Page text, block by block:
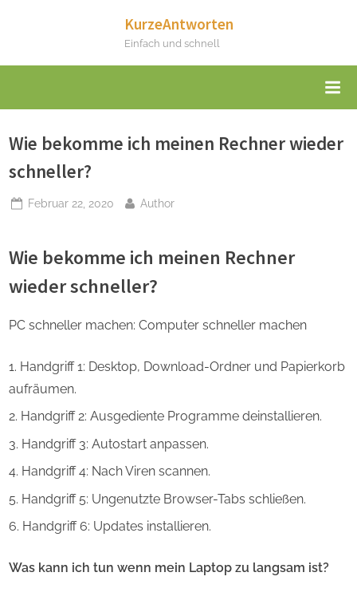
KurzeAntworten
Einfach und schnell
Wie bekomme ich meinen Rechner wieder
schneller?
Posted
Februar 22, 2020 By
Author
Wie bekomme ich meinen Rechner
wieder schneller?
PC schneller machen: Computer schneller machen
Handgriff 1: Desktop, Download-Ordner und Papierkorb
aufräumen.
Handgriff 2: Ausgediente Programme deinstallieren.
Handgriff 3: Autostart anpassen.
Handgriff 4: Nach Viren scannen.
Handgriff 5: Ungenutzte Browser-Tabs schließen.
Handgriff 6: Updates installieren.
Was kann ich tun wenn mein Laptop zu langsam ist?